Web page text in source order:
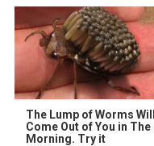
The Lump of Worms Will
Come Out of You in The
Morning. Try it